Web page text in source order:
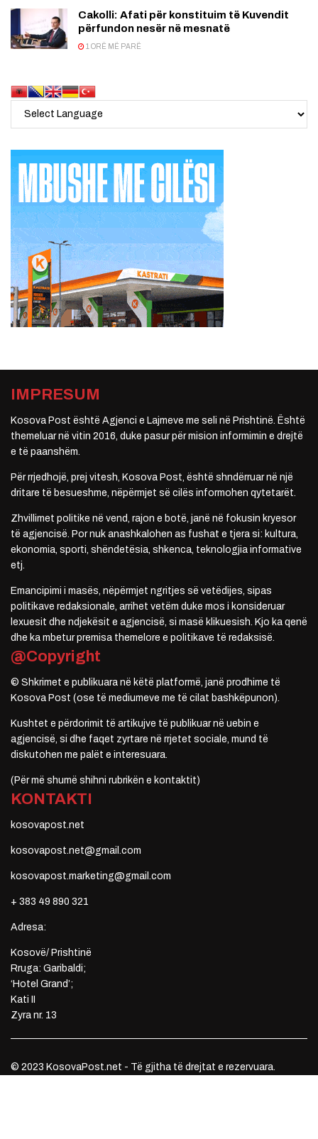
Cakolli: Afati për konstituim të Kuvendit
përfundon nesër në mesnatë
1 ORË MË PARË
IMPRESUM
Kosova Post është Agjenci e Lajmeve me seli në Prishtinë. Është
themeluar në vitin 2016, duke pasur për mision informimin e drejtë
e të paanshëm.
Për rrjedhojë, prej vitesh, Kosova Post, është shndërruar në një
dritare të besueshme, nëpërmjet së cilës informohen qytetarët.
Zhvillimet politike në vend, rajon e botë, janë në fokusin kryesor
të agjencisë. Por nuk anashkalohen as fushat e tjera si: kultura,
ekonomia, sporti, shëndetësia, shkenca, teknologjia informative
etj.
Emancipimi i masës, nëpërmjet ngritjes së vetëdijes, sipas
politikave redaksionale, arrihet vetëm duke mos i konsideruar
lexuesit dhe ndjekësit e agjencisë, si masë klikuesish. Kjo ka qenë
dhe ka mbetur premisa themelore e politikave të redaksisë.
@Copyright
© Shkrimet e publikuara në këtë platformë, janë prodhime të
Kosova Post (ose të mediumeve me të cilat bashkëpunon).
Kushtet e përdorimit të artikujve të publikuar në uebin e
agjencisë, si dhe faqet zyrtare në rrjetet sociale, mund të
diskutohen me palët e interesuara.
(Për më shumë shihni rubrikën e kontaktit)
KONTAKTI
kosovapost.net
kosovapost.net@gmail.com
kosovapost.marketing@gmail.com
+ 383 49 890 321
Adresa:
Kosovë/ Prishtinë
Rruga: Garibaldi;
‘Hotel Grand’;
Kati II
Zyra nr. 13
© 2023 KosovaPost.net - Të gjitha të drejtat e rezervuara.